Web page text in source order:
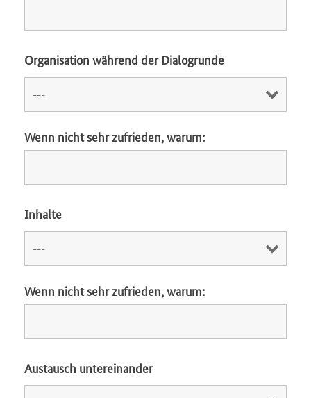
Organisation während der Dialogrunde
Wenn nicht sehr zufrieden, warum:
Inhalte
Wenn nicht sehr zufrieden, warum:
Austausch untereinander